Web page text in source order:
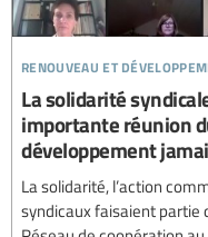
renouveau et
La solidarité
importante réunion
développement
La solidarité, l’action
syndicaux faisaient partie